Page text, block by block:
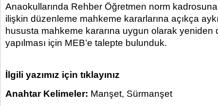
Anaokullarında Rehber Öğretmen norm
ilişkin düzenleme mahkeme kararlarına açıkça
hususta mahkeme kararına uygun olarak yeniden
yapılması için MEB’e talepte bulunduk.
İlgili yazımız için tıklayınız
Anahtar Kelimeler: Manşet, Sürmanşet